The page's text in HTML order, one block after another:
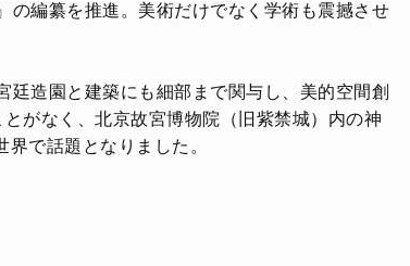
の編纂を推進。美術だけでなく学術も震撼させ
廷造園と建築にも細部まで関与し、美的空間創
がなく、北京故宮博物院（旧紫禁城）内の神
で話題となりました。